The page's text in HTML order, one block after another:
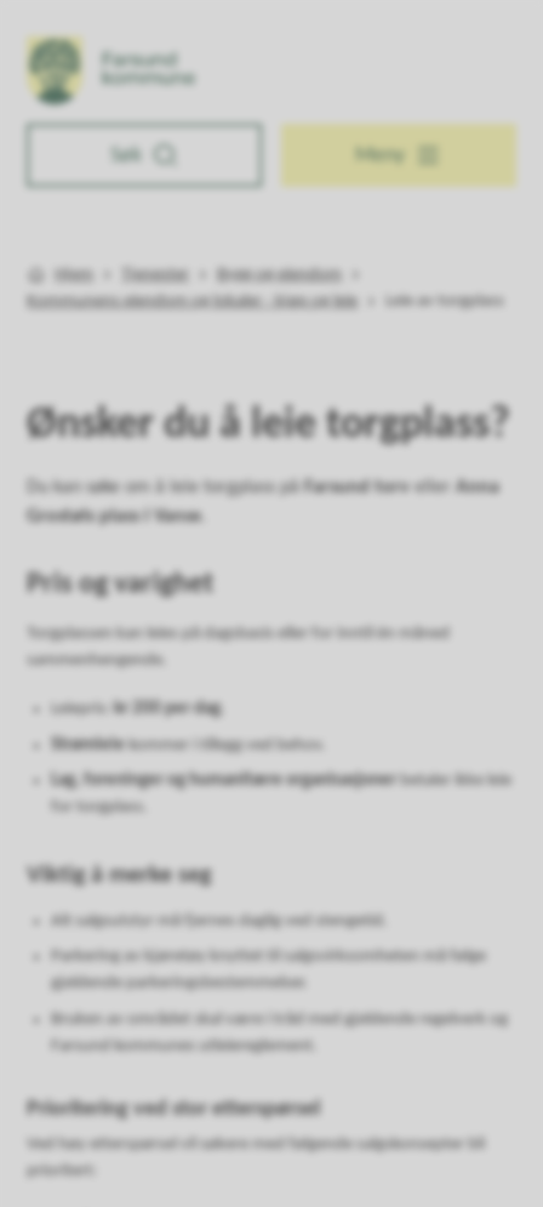
Farsund kommune
Søk Meny
Hjem Tjenester
Bygg og eiendom
Kommunens eiendom og lokaler - kjøp og leie
Leie av torgplass
Ønsker du å leie torgplass?
Du kan søke om å leie torgplass på Farsund torv eller
Anna
Grostøls plass i Vanse
Pris og varighet
Torgplassen kan leies på dagsbasis eller for inntil én måned
sammenhengende.
Leiepris: kr 200 per dag
Strømleie
kommer i tillegg ved behov.
Lag, foreninger og humanitære organisasjoner
for torgplass.
Viktig å merke seg
Alt salgsutstyr må fjernes daglig ved stengetid.
Parkering av kjøretøy knyttet til salgsvirksomheten må følge
gjeldende parkeringsbestemmelser.
Bruken av området skal være i tråd med gjeldende regelverk og
Farsund kommunes utleiereglement.
Prioritering ved stor etterspørsel
Ved høy etterspørsel vil søkere med følgende salgskonsepter bli